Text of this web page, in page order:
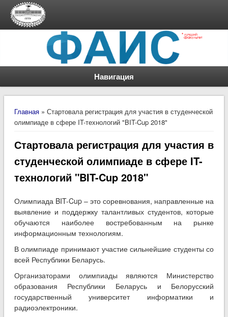
Навигация
Вы здесь
Главная» Стартовала регистрация для участия в студенческой
олимпиаде в сфере IT-технологий "BIT-Cup 2018"
Стартовала регистрация для участия в
студенческой олимпиаде в сфере IT-
технологий "BIT-Cup 2018"
Олимпиада BIT-Cup – это соревнования, направленные на
выявление и поддержку талантливых студентов, которые
обучаются наиболее востребованным на рынке
информационным технологиям.
В олимпиаде принимают участие сильнейшие студенты со
всей Республики Беларусь.
Организаторами олимпиады являются Министерство
образования Республики Беларусь и Белорусский
государственный университет информатики и
радиоэлектроники.